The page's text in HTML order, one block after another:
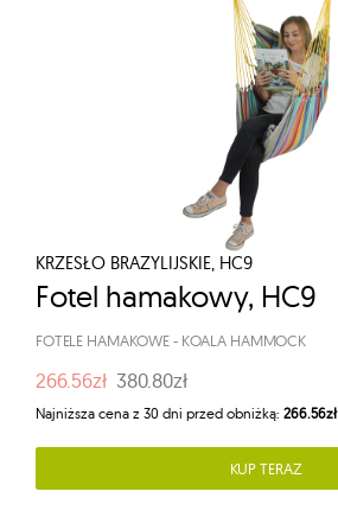
KRZESŁO BRAZYLIJSKIE, HC9
Fotel hamakowy, HC9
FOTELE HAMAKOWE- KOALA HAMMOCK
266.56zł 380.80zł
Najniższa cena z 30 dni przed obniżką: 266.56zł
KUP TERAZ